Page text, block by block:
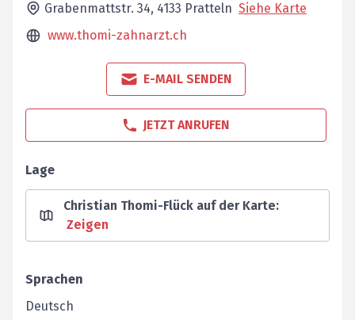
Grabenmattstr. 34, 4133 Pratteln Siehe Karte
www.thomi-zahnarzt.ch
E-MAIL SENDEN
JETZT ANRUFEN
Lage
Christian Thomi-Flück auf der Karte:
Zeigen
Sprachen
Deutsch